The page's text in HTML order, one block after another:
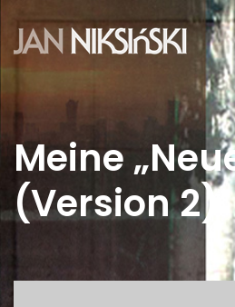
Meine
(Version 2)